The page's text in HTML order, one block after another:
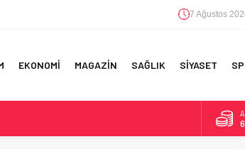
7 Ağustos
EKONOMİ MAGAZİN SAĞLIK SİYASET